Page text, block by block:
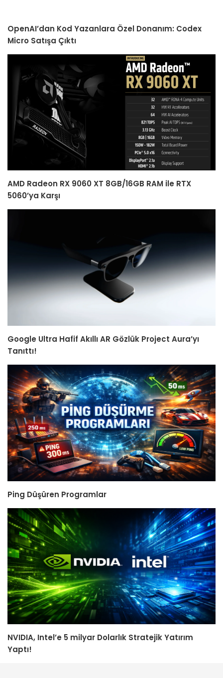
OpenAI’dan Kod Yazanlara Özel Donanım: Codex
Micro Satışa Çıktı
AMD Radeon RX 9060 XT 8GB/16GB RAM ile RTX
5060’ya Karşı
Google Ultra Hafif Akıllı AR Gözlük Project Aura’yı
Tanıttı!
Ping Düşüren Programlar
NVIDIA, Intel’e 5 milyar Dolarlık Stratejik Yatırım
Yaptı!